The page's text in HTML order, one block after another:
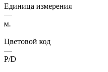
Единица измерения
—
м.
Цветовой код
—
P/D